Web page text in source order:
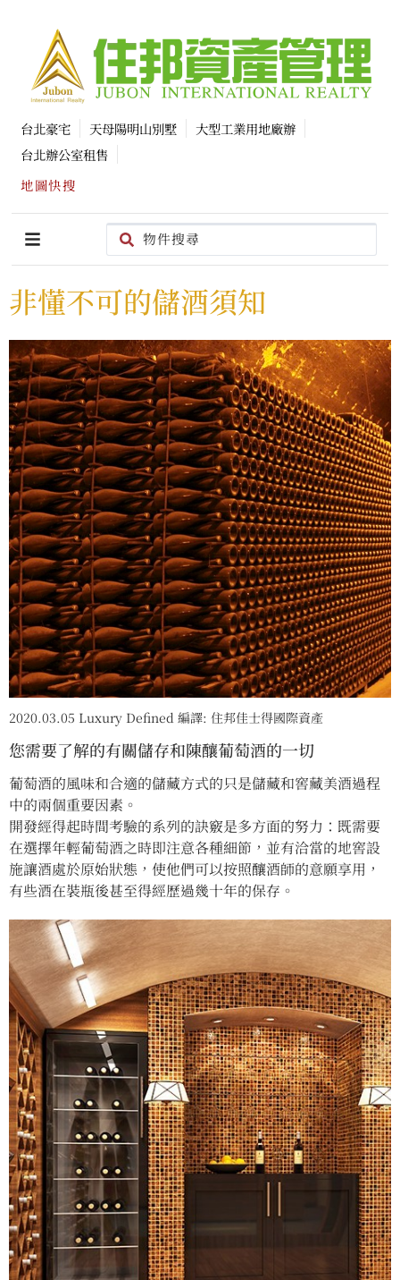
台北豪宅 天母陽明山別墅
大型工業用地廠辦
台北辦公室租售
地圖快搜
非懂不可的儲酒須知
2020.03.05 Luxury Defined 編譯: 住邦佳士得國際資產
您需要了解的有關儲存和陳釀葡萄酒的一切
葡萄酒的風味和合適的儲藏方式的只是儲藏和窖藏美酒過程
中的兩個重要因素。
開發經得起時間考驗的系列的訣竅是多方面的努力：既需要
在選擇年輕葡萄酒之時即注意各種細節，並有洽當的地窖設
施讓酒處於原始狀態，使他們可以按照釀酒師的意願享用，
有些酒在裝瓶後甚至得經歷過幾十年的保存。